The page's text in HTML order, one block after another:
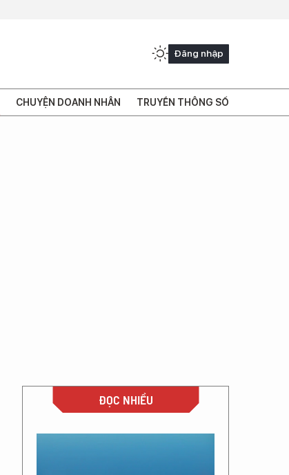
Đăng nhập
CHUYỆN DOANH NHÂN TRUYỀN THÔNG SỐ
ĐỌC NHIỀU